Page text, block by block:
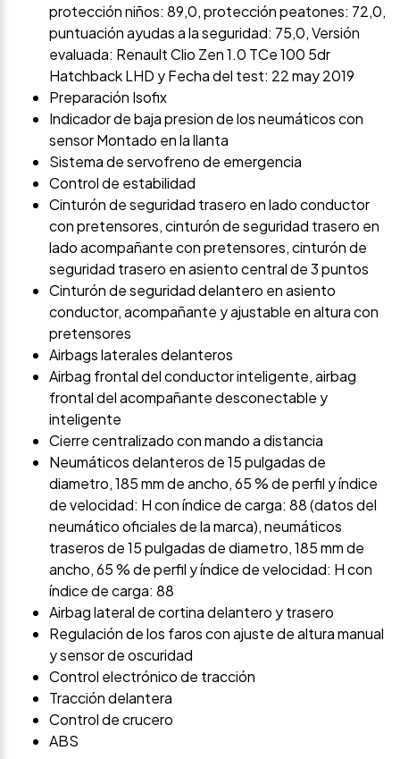
protección niños: 89,0, protección peatones: 72,0,
puntuación ayudas a la seguridad: 75,0, Versión
evaluada: Renault Clio Zen 1.0 TCe 100 5dr
Hatchback LHD y Fecha del test: 22 may 2019
Preparación Isofix
Indicador de baja presion de los neumáticos con
sensor Montado en la llanta
Sistema de servofreno de emergencia
Control de estabilidad
Cinturón de seguridad trasero en lado conductor
con pretensores, cinturón de seguridad trasero en
lado acompañante con pretensores, cinturón de
seguridad trasero en asiento central de 3 puntos
Cinturón de seguridad delantero en asiento
conductor, acompañante y ajustable en altura con
pretensores
Airbags laterales delanteros
Airbag frontal del conductor inteligente, airbag
frontal del acompañante desconectable y
inteligente
Cierre centralizado con mando a distancia
Neumáticos delanteros de 15 pulgadas de
diametro, 185 mm de ancho, 65 % de perfil y índice
de velocidad: H con índice de carga: 88 (datos del
neumático oficiales de la marca), neumáticos
traseros de 15 pulgadas de diametro, 185 mm de
ancho, 65 % de perfil y índice de velocidad: H con
índice de carga: 88
Airbag lateral de cortina delantero y trasero
Regulación de los faros con ajuste de altura manual
y sensor de oscuridad
Control electrónico de tracción
Tracción delantera
Control de crucero
ABS